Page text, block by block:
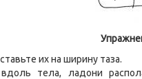
их на ширину таза.
тела, ладони